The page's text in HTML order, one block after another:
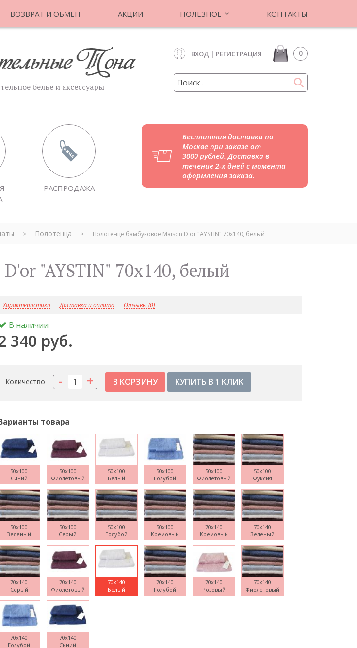
ВОЗВРАТ И ОБМЕН АКЦИИ ПОЛЕЗНОЕ КОНТАКТЫ
ВХОД | РЕГИСТРАЦИЯ 0
белье и аксессуары
РАСПРОДАЖА
Бесплатная доставка по
Москве при заказе от
3000 рублей. Доставка в
течение 2-х дней с момента
оформления заказа.
> Полотенца > Полотенце бамбуковое Maison D'or "AYSTIN" 70х140, белый
"AYSTIN" 70х140, белый
Поднесите мышку
Характеристики Доставка и оплата Отзывы (0)
В наличии
340 руб.
Количество +
- КУПИТЬ В 1 КЛИК
товара
50x100
Синий
50x100
Фиолетовый
50x100
Белый
50x100
Голубой
50x100
Фиолетовый
50x100
Фуксия
50x100
Зеленый
50x100
Серый
50x100
Голубой
50x100
Кремовый
70x140
Кремовый
70x140
Зеленый
70x140
Серый
70x140
Фиолетовый
70x140
Белый
70x140
Голубой
70x140
Розовый
70x140
Фиолетовый
70x140
Голубой
70x140
Синий